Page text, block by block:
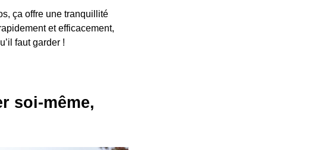
ça offre une tranquillité
et efficacement,
faut garder !
soi-même,